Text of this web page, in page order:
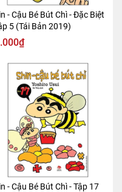
- Cậu Bé Bút Chì - Đặc Biệt
5 (Tái Bản 2019)
- Cậu Bé Bút Chì - Tập 17